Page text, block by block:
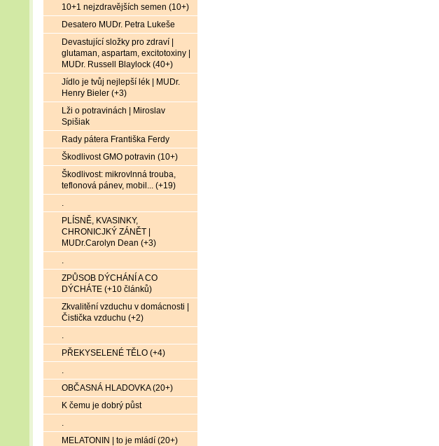
10+1 nejzdravějších semen (10+)
Desatero MUDr. Petra Lukeše
Devastující složky pro zdraví |
glutaman, aspartam, excitotoxiny |
MUDr. Russell Blaylock (40+)
Jídlo je tvůj nejlepší lék | MUDr.
Henry Bieler (+3)
Lži o potravinách | Miroslav
Spišiak
Rady pátera Františka Ferdy
Škodlivost GMO potravin (10+)
Škodlivost: mikrovlnná trouba,
teflonová pánev, mobil... (+19)
.
PLÍSNĚ, KVASINKY,
CHRONICJKÝ ZÁNĚT |
MUDr.Carolyn Dean (+3)
.
ZPŮSOB DÝCHÁNÍ A CO
DÝCHÁTE (+10 článků)
Zkvalitění vzduchu v domácnosti |
Čistička vzduchu (+2)
.
PŘEKYSELENÉ TĚLO (+4)
.
OBČASNÁ HLADOVKA (20+)
K čemu je dobrý půst
.
MELATONIN | to je mládí (20+)